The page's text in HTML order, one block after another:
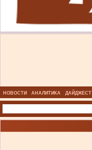
НОВОСТИ АНАЛИТИКА ДАЙДЖЕСТ